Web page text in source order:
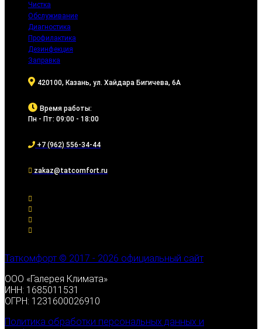
Чистка
Обслуживание
Диагностика
Профилактика
Дезинфекция
Заправка
420100, Казань, ул. Хайдара Бигичева, 6А
Время работы:
Пн - Пт: 09:00 - 18:00
+7 (962) 556-34-44
zakaz@tatcomfort.ru
Таткомфорт © 2017 - 2026 официальный сайт
ООО «Галерея Климата»
ИНН: 1685011531
ОГРН: 1231600026910
Политика обработки персональных данных и